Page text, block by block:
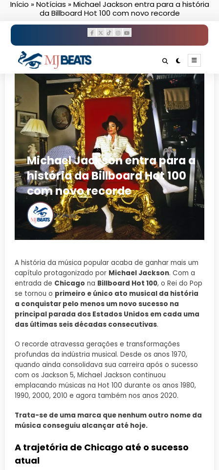
PularInício »Notícias »Michael Jackson entra para a história
da Billboard Hot 100 com novo recorde
Michael Jackson entra para a
história da Billboard Hot 100
com novo recorde
MJ Beats
A história da música popular acaba de ganhar mais um
capítulo protagonizado por Michael Jackson. Com a
entrada de Chicago na Billboard Hot 100, o Rei do Pop
se tornou o primeiro e único ato musical da história
a conquistar pelo menos um novo sucesso na
principal parada dos Estados Unidos em cada uma
das últimas seis décadas consecutivas.
O recorde atravessa gerações e transformações
profundas da indústria musical. Desde os anos 1970,
quando ainda consolidava sua carreira após o sucesso
com os Jackson 5, Michael Jackson continuou
emplacando músicas na Hot 100 durante os anos 1980,
1990, 2000, 2010 e agora também nos anos 2020.
Trata-se de uma marca que nenhum outro nome da
música conseguiu alcançar até hoje.
A trajetória de Chicago até o sucesso
atual